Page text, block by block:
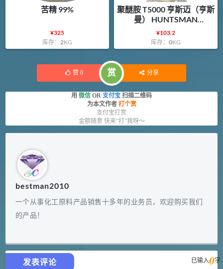
苦精 99%
¥325
库存： 2KG
聚醚胺 T5000 亨斯迈（亨斯
曼） HUNTSMAN
JEFFAMINE® T5000
¥103.2
库存：0KG
赞 0 赏 分享
用 微信 OR 支付宝 扫描二维码
为本文作者 打个赏
支付宝打赏
金额随意 快来“打”我呀～
bestman2010
一个从事化工原料产品销售十多年的业务员，欢迎购买我们
的产品！
发表评论 已输入0字